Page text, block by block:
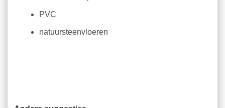
PVC
natuursteenvloeren